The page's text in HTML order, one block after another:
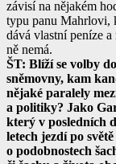
závisí na nějakém
typu panu Mahrlovi,
dává vlastní peníze a
ně nemá.
ŠT: Blíží se volby
sněmovny, kam
nějaké paralely
a politiky? Jako
který v posledních
letech jezdí po
o podobnostech